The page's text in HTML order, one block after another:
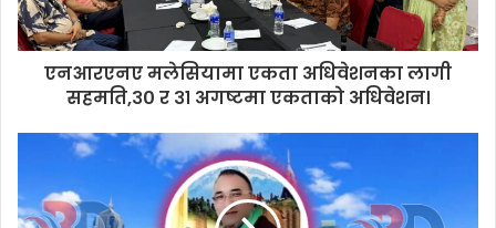
a
d
एनआरएनए मलेसियामा एकता अधिवेशनका लागी
सहमति,३० र ३१ अगष्टमा एकताको अधिवेशन।